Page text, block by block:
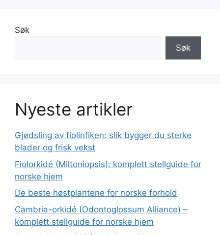
Søk
Søk
Nyeste artikler
Gjødsling av fiolinfiken: slik bygger du sterke
blader og frisk vekst
Fiolorkidé (Miltoniopsis): komplett stellguide for
norske hjem
De beste høstplantene for norske forhold
Cambria-orkidé (Odontoglossum Alliance) –
komplett stellguide for norske hjem